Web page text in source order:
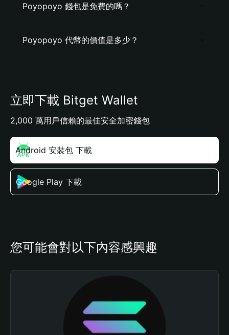
Poyopoyo 錢包是免費的嗎？
Poyopoyo 代幣的價值是多少？
立即下載 Bitget Wallet
2,000 萬用戶信賴的最佳安全加密錢包
Android 安裝包 下載
Google Play 下載
您可能會對以下內容感興趣